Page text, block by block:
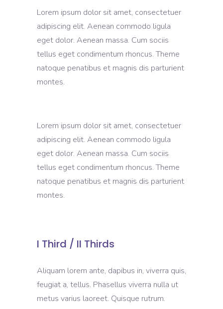
Lorem ipsum dolor sit amet, consectetuer
adipiscing elit. Aenean commodo ligula
eget dolor. Aenean massa. Cum sociis
tellus eget condimentum rhoncus. Theme
natoque penatibus et magnis dis parturient
montes.
Lorem ipsum dolor sit amet, consectetuer
adipiscing elit. Aenean commodo ligula
eget dolor. Aenean massa. Cum sociis
tellus eget condimentum rhoncus. Theme
natoque penatibus et magnis dis parturient
montes.
I Third / II Thirds
Aliquam lorem ante, dapibus in, viverra quis,
feugiat a, tellus. Phasellus viverra nulla ut
metus varius laoreet. Quisque rutrum.